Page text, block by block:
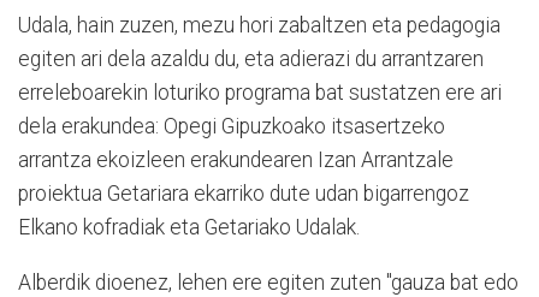
Udala, hain zuzen, mezu hori zabaltzen eta pedagogia
egiten ari dela azaldu du, eta adierazi du arrantzaren
erreleboarekin loturiko programa bat sustatzen ere ari
dela erakundea: Opegi Gipuzkoako itsasertzeko
arrantza ekoizleen erakundearen Izan Arrantzale
proiektua Getariara ekarriko dute udan bigarrengoz
Elkano kofradiak eta Getariako Udalak.
Alberdik dioenez, lehen ere egiten zuten "gauza bat edo